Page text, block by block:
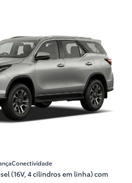
Conectividade
(16V, 4 cilindros em linha) com